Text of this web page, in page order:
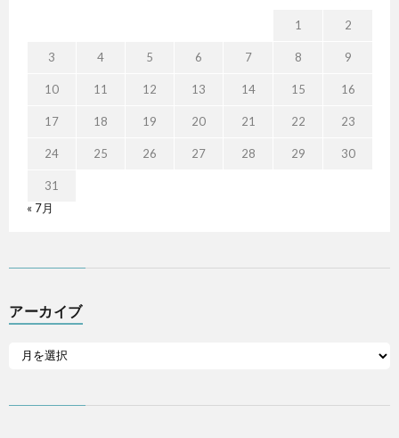
1 2
3 4 5 6 7 8 9
10 11 12 13 14 15 16
17 18 19 20 21 22 23
24 25 26 27 28 29 30
31
« 7月
アーカイブ